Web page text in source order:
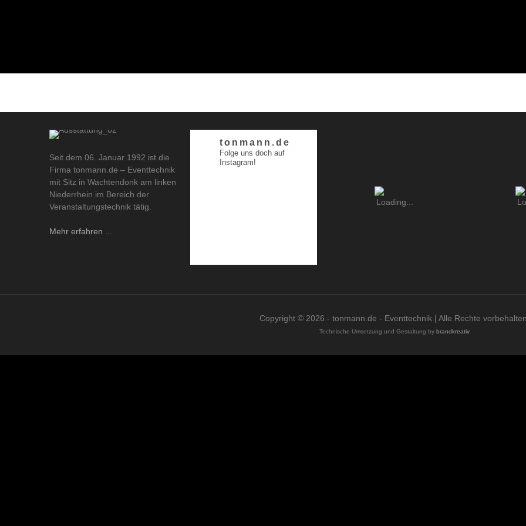
Seit dem 06. Januar 1992 ist die
Firma tonmann.de – Eventtechnik
mit Sitz in Wachtendonk am linken
Niederrhein im Bereich der
Veranstaltungstechnik tätig.
Mehr erfahren ...
tonmann.de
Folge uns doch auf
Instagram!
Copyright © 2026 - tonmann.de - Eventtechnik | Alle Rechte
Technische Umsetzung und Gestaltung by brandkreativ